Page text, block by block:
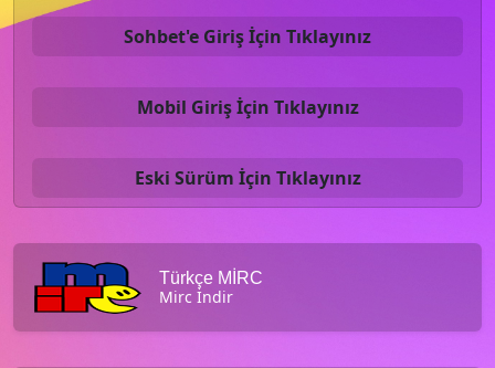
Sohbet'e Giriş İçin Tıklayınız
Mobil Giriş İçin Tıklayınız
Eski Sürüm İçin Tıklayınız
Türkçe MİRC
Mirc İndir